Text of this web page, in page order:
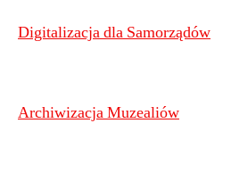
Digitalizacja dla Samorządów
Archiwizacja Muzealiów